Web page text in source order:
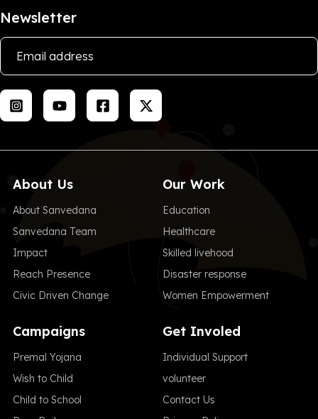
Newsletter
About Us
About Sanvedana
Sanvedana Team
Impact
Reach Presence
Civic Driven Change
Our Work
Education
Healthcare
Skilled livehood
Disaster response
Women Empowerment
Campaigns
Premal Yojana
Wish to Child
Child to School
Get Involed
Individual Support
volunteer
Contact Us